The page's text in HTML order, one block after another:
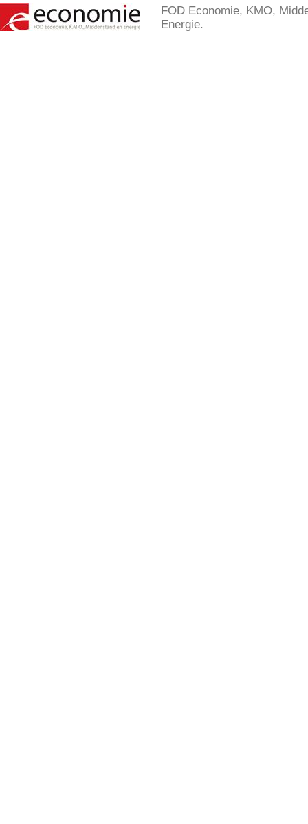
FOD Economie, KMO,
Energie.